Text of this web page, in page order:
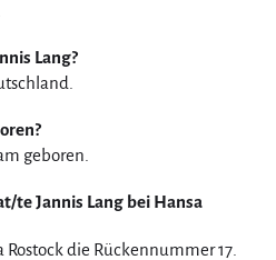
Lang?
geboren.
te Jannis Lang bei Hansa
die Rückennummer 17.